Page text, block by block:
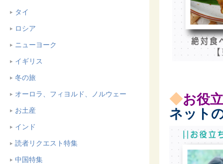
タイ
ロシア
ニューヨーク
イギリス
冬の旅
オーロラ、フィヨルド、ノルウェー
お土産
インド
読者リクエスト特集
中国特集
◆お役
ネット